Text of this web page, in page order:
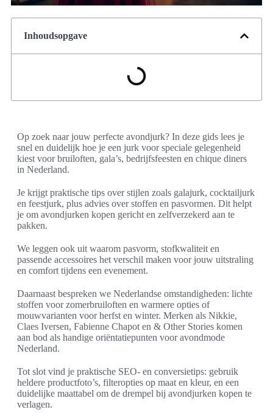
Inhoudsopgave
Op zoek naar jouw perfecte avondjurk? In deze gids lees je
snel en duidelijk hoe je een jurk voor speciale gelegenheid
kiest voor bruiloften, gala’s, bedrijfsfeesten en chique diners
in Nederland.
Je krijgt praktische tips over stijlen zoals galajurk, cocktailjurk
en feestjurk, plus advies over stoffen en pasvormen. Dit helpt
je om avondjurken kopen gericht en zelfverzekerd aan te
pakken.
We leggen ook uit waarom pasvorm, stofkwaliteit en
passende accessoires het verschil maken voor jouw uitstraling
en comfort tijdens een evenement.
Daarnaast bespreken we Nederlandse omstandigheden: lichte
stoffen voor zomerbruiloften en warmere opties of
mouwvarianten voor herfst en winter. Merken als Nikkie,
Claes Iversen, Fabienne Chapot en & Other Stories komen
aan bod als handige oriëntatiepunten voor avondmode
Nederland.
Tot slot vind je praktische SEO- en conversietips: gebruik
heldere productfoto’s, filteropties op maat en kleur, en een
duidelijke maattabel om de drempel bij avondjurken kopen te
verlagen.